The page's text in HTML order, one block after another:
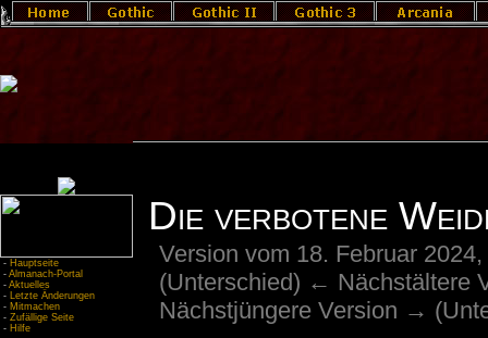
- Hauptseite
- Almanach-Portal
- Aktuelles
- Letzte Änderungen
- Mitmachen
- Zufällige Seite
- Hilfe
Die verbotene
Version vom 18. Februar
(Unterschied) ← Nächstältere
Nächstjüngere Version →